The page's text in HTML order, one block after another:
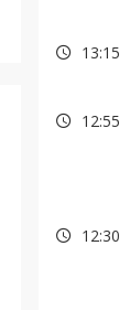
13:15
12:55
12:30